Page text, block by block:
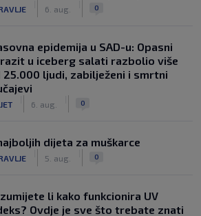
6. aug. 0
epidemija u SAD-u: Opasni
u iceberg salati razbolio više
25.000 ljudi, zabilježeni i smrtni
6. aug. 0
dijeta za muškarce
5. aug. 0
li kako funkcionira UV
Ovdje je sve što trebate znati